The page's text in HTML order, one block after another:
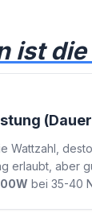
ist
(Dauer
Wattzahl,
erlaubt, aber
bei 35-40